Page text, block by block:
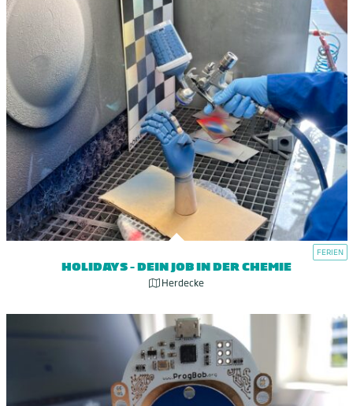
HOLIDAYS – DEIN JOB IN DER CHEMIE
Herdecke
FERIEN